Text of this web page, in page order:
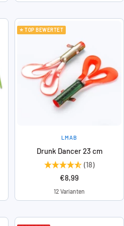
⭐ TOP BEWERTET
LMAB
Drunk Dancer 23 cm
(18)
Angebotspreis
€8,99
12 Varianten